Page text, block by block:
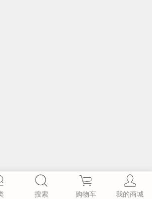
搜索 购物车 我的商城